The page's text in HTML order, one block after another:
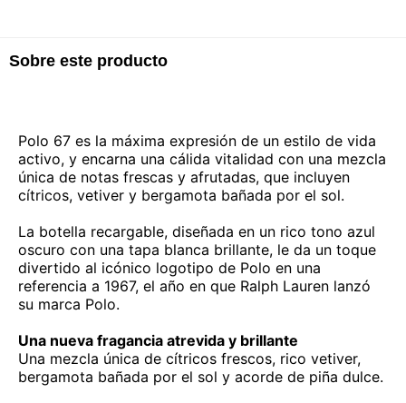
Sobre este producto
Polo 67 es la máxima expresión de un estilo de vida
activo, y encarna una cálida vitalidad con una mezcla
única de notas frescas y afrutadas, que incluyen
cítricos, vetiver y bergamota bañada por el sol.
La botella recargable, diseñada en un rico tono azul
oscuro con una tapa blanca brillante, le da un toque
divertido al icónico logotipo de Polo en una
referencia a 1967, el año en que Ralph Lauren lanzó
su marca Polo.
Una nueva fragancia atrevida y brillante
Una mezcla única de cítricos frescos, rico vetiver,
bergamota bañada por el sol y acorde de piña dulce.